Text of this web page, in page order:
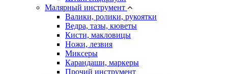
Малярный инструмент
Валики, ролики, рукоятки
Ведра, тазы, кюветы
Кисти, макловицы
Ножи, лезвия
Миксеры
Карандаши, маркеры
Прочий инструмент